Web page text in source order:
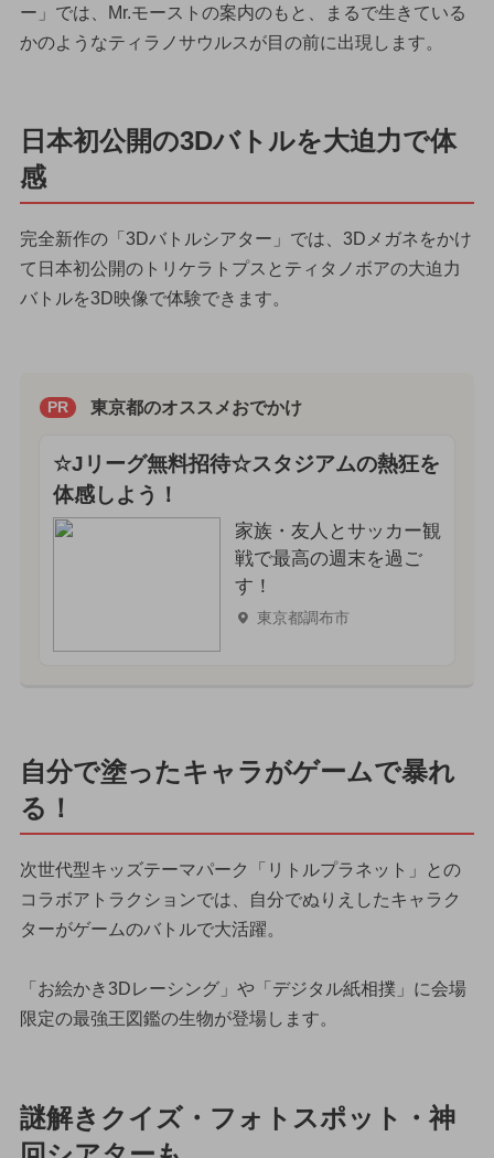
ー」では、Mr.モーストの案内のもと、まるで生きている
かのようなティラノサウルスが目の前に出現します。
日本初公開の3Dバトルを大迫力で体
感
完全新作の「3Dバトルシアター」では、3Dメガネをかけ
て日本初公開のトリケラトプスとティタノボアの大迫力
バトルを3D映像で体験できます。
PR 東京都のオススメおでかけ
☆Jリーグ無料招待☆スタジアムの熱狂を
体感しよう！
家族・友人とサッカー観
戦で最高の週末を過ご
す！
東京都調布市
自分で塗ったキャラがゲームで暴れ
る！
次世代型キッズテーマパーク「リトルプラネット」との
コラボアトラクションでは、自分でぬりえしたキャラク
ターがゲームのバトルで大活躍。
「お絵かき3Dレーシング」や「デジタル紙相撲」に会場
限定の最強王図鑑の生物が登場します。
謎解きクイズ・フォトスポット・神